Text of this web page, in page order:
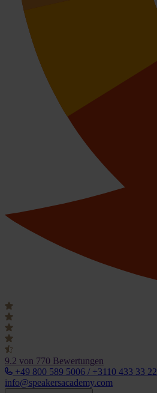
9.2 von 770 Bewertungen
+49 800 589 5006 / +3110 433 33 22
info@speakersacademy.com